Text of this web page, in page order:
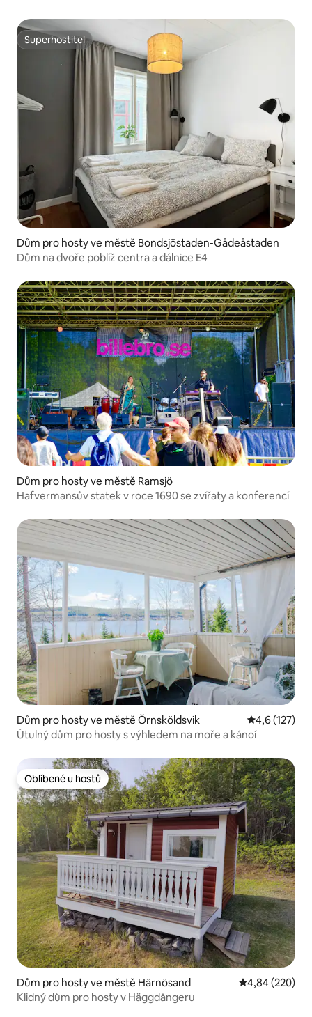
Superhostitel
Superhostitel
Dům pro hosty ve městě Bondsjöstaden-Gådeåstaden
Dům na dvoře poblíž centra a dálnice E4
Dům pro hosty ve městě Ramsjö
Hafvermansův statek v roce 1690 se zvířaty a konferencí
Dům pro hosty ve městě Örnsköldsvik Průměrné
4,6 (127)
Útulný dům pro hosty s výhledem na moře a kánoí
Oblíbené u hostů
Oblíbené u hostů
Dům pro hosty ve městě Härnösand Průměrné
4,84 (220)
Klidný dům pro hosty v Häggdångeru